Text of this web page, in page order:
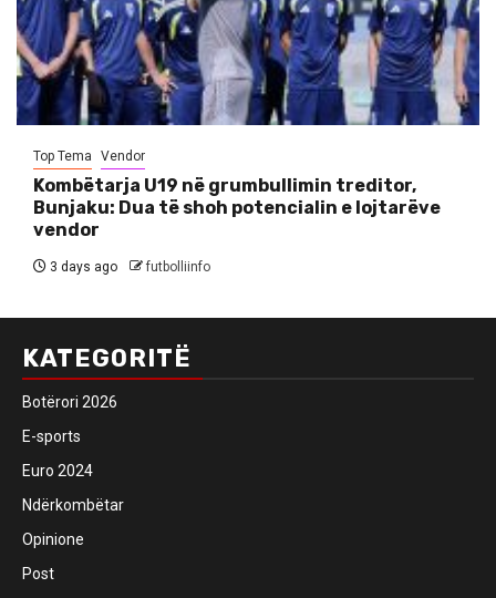
Top Tema Vendor
Kombëtarja U19 në grumbullimin treditor,
Bunjaku: Dua të shoh potencialin e lojtarëve
vendor
3 days ago futbolliinfo
KATEGORITË
Botërori 2026
E-sports
Euro 2024
Ndërkombëtar
Opinione
Post